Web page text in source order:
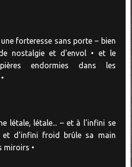
forteresse sans porte – bien
nostalgie et d'envol • et le
endormies dans les
létale, létale... – et à l'infini se
et d'infini froid brûle sa main
miroirs •